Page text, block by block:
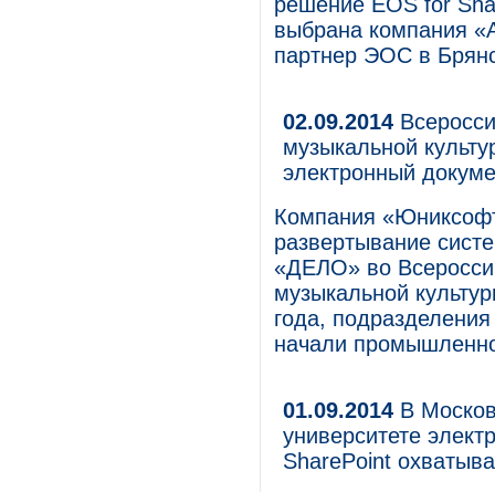
выбрана компания
партнер ЭОС в
02.09.2014
музыкальной
электронный
Компания
развертывание
«ДЕЛО» во
музыкальной
года,
начали
01.09.2014 В
университете
SharePoint